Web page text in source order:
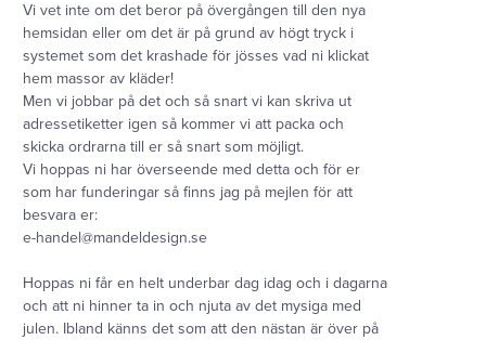
Vi vet inte om det beror på övergången till den nya
hemsidan eller om det är på grund av högt tryck i
systemet som det krashade för jösses vad ni klickat
hem massor av kläder!
Men vi jobbar på det och så snart vi kan skriva ut
adressetiketter igen så kommer vi att packa och
skicka ordrarna till er så snart som möjligt.
Vi hoppas ni har överseende med detta och för er
som har funderingar så finns jag på mejlen för att
besvara er:
e-handel@mandeldesign.se
Hoppas ni får en helt underbar dag idag och i dagarna
och att ni hinner ta in och njuta av det mysiga med
julen. Ibland känns det som att den nästan är över på